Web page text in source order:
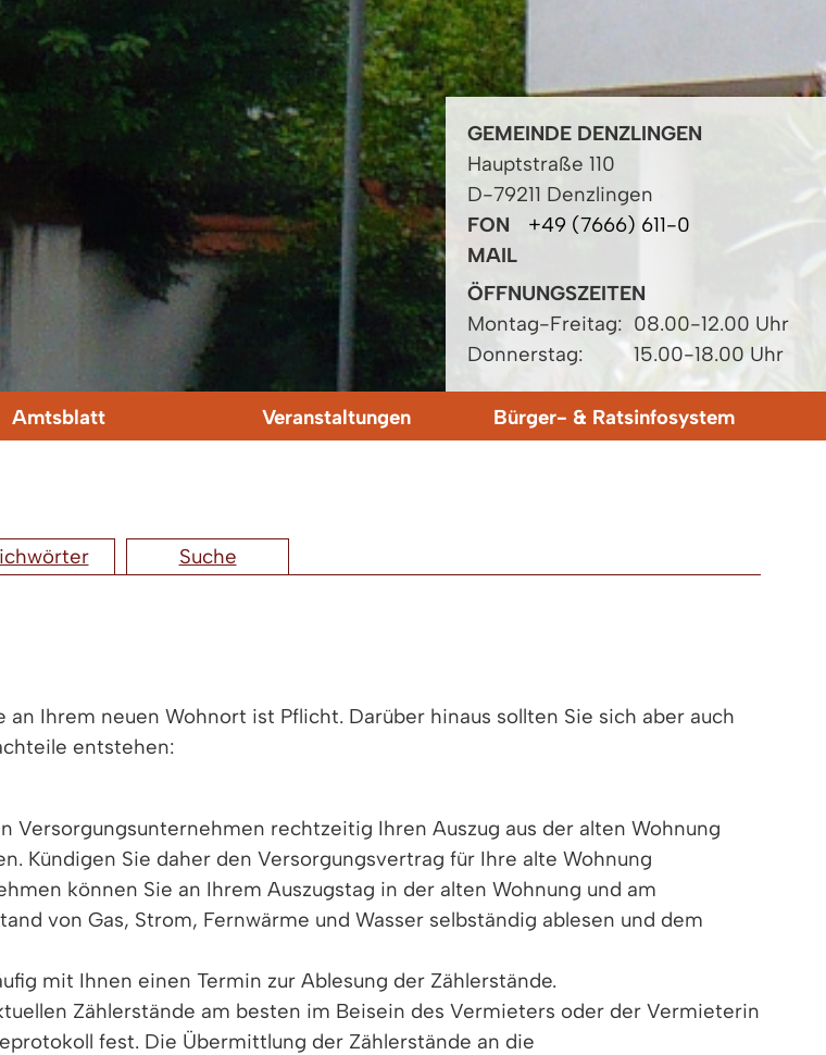
GEMEINDE DENZLINGEN
Hauptstraße 110
D-79211 Denzlingen
FON
+49 (7666) 611-0
MAIL
ÖFFNUNGSZEITEN
Montag-Freitag: 08.00-12.00 Uhr
Donnerstag:
15.00-18.00 Uhr
Amtsblatt Veranstaltungen Bürger- & Ratsinfosystem
Suche
Ihrem neuen Wohnort ist Pflicht. Darüber hinaus sollten Sie sich aber auch
entstehen:
Versorgungsunternehmen rechtzeitig Ihren Auszug aus der alten Wohnung
Kündigen Sie daher den Versorgungsvertrag für Ihre alte Wohnung
können Sie an Ihrem Auszugstag in der alten Wohnung und am
von Gas, Strom, Fernwärme und Wasser selbständig ablesen und dem
mit Ihnen einen Termin zur Ablesung der Zählerstände.
Zählerstände am besten im Beisein des Vermieters oder der Vermieterin
fest. Die Übermittlung der Zählerstände an die